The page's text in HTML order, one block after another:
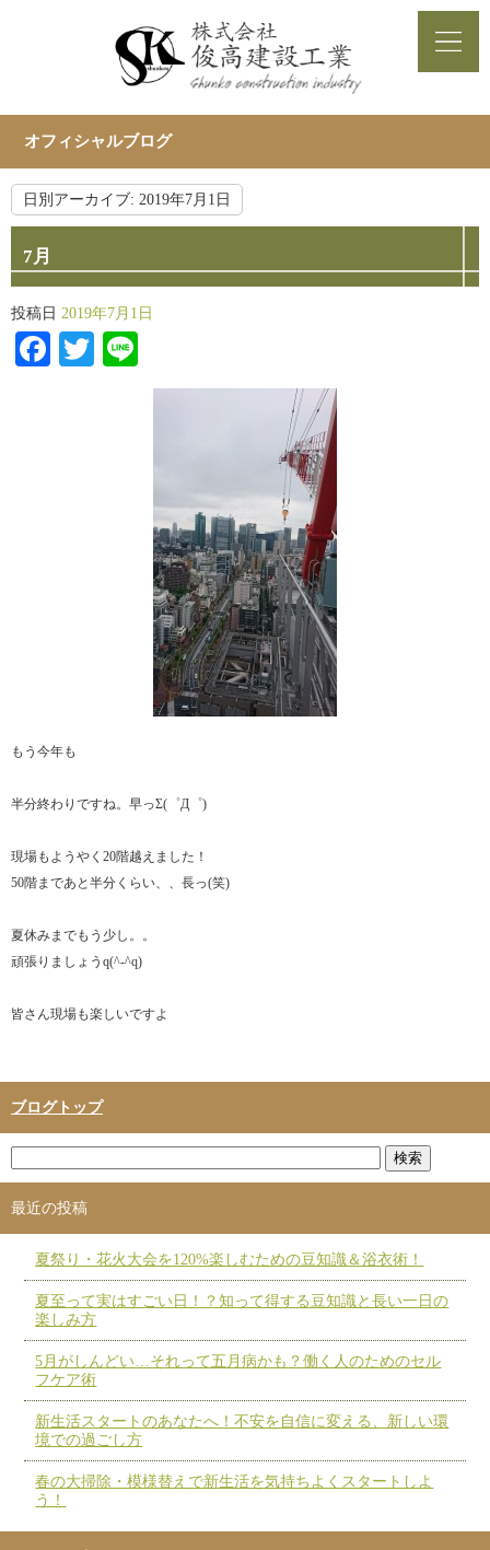
オフィシャルブログ
日別アーカイブ: 2019年7月1日
7月
投稿日 2019年7月1日
Facebook
Twitter
もう今年も
半分終わりですね。早っΣ(゜Д゜)
現場もようやく20階越えました！
50階まであと半分くらい、、長っ(笑)
夏休みまでもう少し。。
頑張りましょうq(^-^q)
皆さん現場も楽しいですよ
ブログトップ
最近の投稿
夏祭り・花火大会を120%楽しむための豆知識＆浴衣術！
夏至って実はすごい日！？知って得する豆知識と長い一日の
楽しみ方
5月がしんどい…それって五月病かも？働く人のためのセル
フケア術
新生活スタートのあなたへ！不安を自信に変える、新しい環
境での過ごし方
春の大掃除・模様替えで新生活を気持ちよくスタートしよ
う！